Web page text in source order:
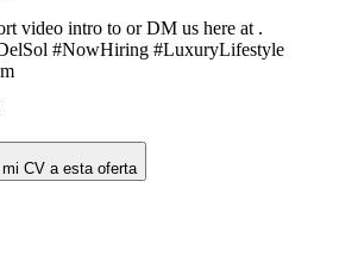
video intro to or DM us here at .
#NowHiring #LuxuryLifestyle
CV a esta oferta